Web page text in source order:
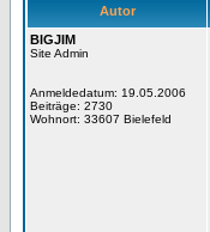
Autor
BIGJIM
Site Admin
Anmeldedatum: 19.05.2006
Beiträge: 2730
Wohnort: 33607 Bielefeld